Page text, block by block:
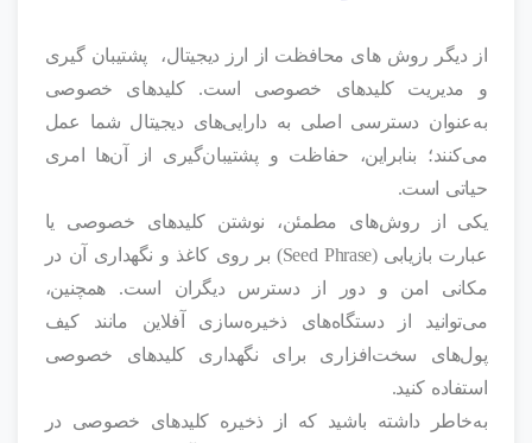
از دیگر روش های محافظت از ارز دیجیتال، پشتیبان گیری
و مدیریت کلیدهای خصوصی است. کلیدهای خصوصی
به‌عنوان دسترسی اصلی به دارایی‌های دیجیتال شما عمل
می‌کنند؛ بنابراین، حفاظت و پشتیبان‌گیری از آن‌ها امری
حیاتی است.
یکی از روش‌های مطمئن، نوشتن کلیدهای خصوصی یا
عبارت بازیابی (Seed Phrase) بر روی کاغذ و نگهداری آن در
مکانی امن و دور از دسترس دیگران است. همچنین،
می‌توانید از دستگاه‌های ذخیره‌سازی آفلاین مانند کیف
پول‌های سخت‌افزاری برای نگهداری کلیدهای خصوصی
استفاده کنید.
به‌خاطر داشته باشید که از ذخیره کلیدهای خصوصی در